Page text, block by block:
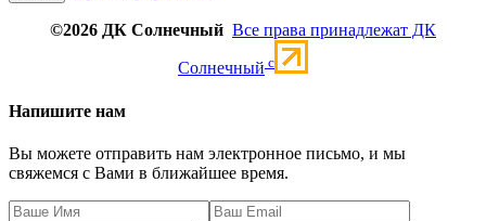
©2026 ДК Солнечный Все права принадлежат ДК
Солнечный c
Напишите нам
Вы можете отправить нам электронное письмо, и мы
свяжемся с Вами в ближайшее время.